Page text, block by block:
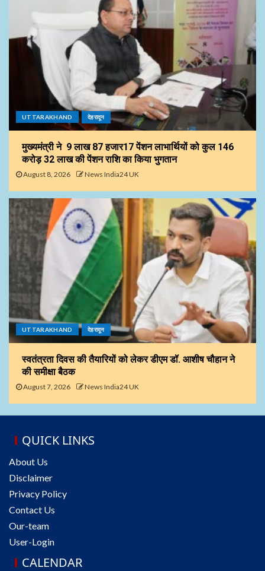
UTTARAKHAND देहरादून
मुख्यमंत्री ने 9 लाख 87 हजार17 पेंशन लाभार्थियों को कुल ₹146
करोड़ 32 लाख की पेंशन राशि का किया भुगतान
August 8, 2026 News India24 UK
UTTARAKHAND देहरादून
स्वतंत्रता दिवस की तैयारियों को लेकर डीएम डॉ. आशीष चौहान ने
की समीक्षा बैठक
August 7, 2026 News India24 UK
QUICK LINKS
About Us
Disclaimer
Privacy Policy
Contact Us
Our-team
User-Login
CALENDAR